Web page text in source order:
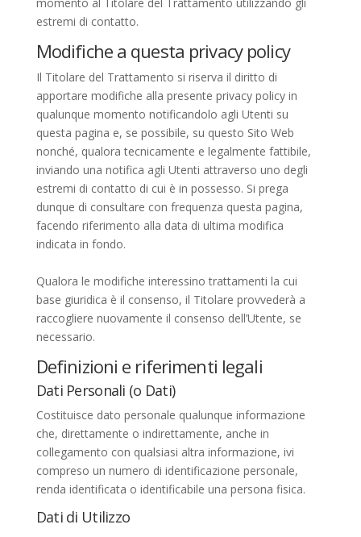
estremi di contatto.
Modifiche a questa privacy policy
Il Titolare del Trattamento si riserva il diritto di
apportare modifiche alla presente privacy policy in
qualunque momento notificandolo agli Utenti su
questa pagina e, se possibile, su questo Sito Web
nonché, qualora tecnicamente e legalmente fattibile,
inviando una notifica agli Utenti attraverso uno degli
estremi di contatto di cui è in possesso. Si prega
dunque di consultare con frequenza questa pagina,
facendo riferimento alla data di ultima modifica
indicata in fondo.
Qualora le modifiche interessino trattamenti la cui
base giuridica è il consenso, il Titolare provvederà a
raccogliere nuovamente il consenso dell’Utente, se
necessario.
Definizioni e riferimenti legali
Dati Personali (o Dati)
Costituisce dato personale qualunque informazione
che, direttamente o indirettamente, anche in
collegamento con qualsiasi altra informazione, ivi
compreso un numero di identificazione personale,
renda identificata o identificabile una persona fisica.
Dati di Utilizzo